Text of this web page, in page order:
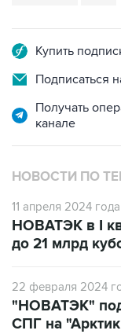
Купить
Подписаться
Получать
канале
НОВОСТИ ПО
11 апреля 2024 года
НОВАТЭК в I
до 21 млрд
22 февраля 2024
"НОВАТЭК"
СПГ на